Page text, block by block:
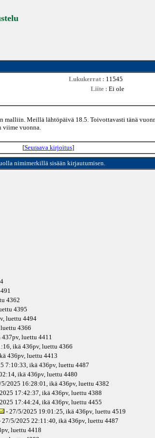
Lukukerrat : 11545
Liite : Ei ole
malliin. Meillä lähtöpäivä 18.5. Toivottavasti tänä
viime vuonna.
[Seuraava kirjoitus]
nimimerkillä sisään kirjautumisen.
4362
4395
, luettu 4494
4366
437pv, luettu 4411
ikä 436pv, luettu 4366
436pv, luettu 4413
7:10:33, ikä436pv, luettu 4487
ikä 436pv, luettu 4480
5/2025 16:28:01, ikä 436pv, luettu 4382
17:42:37, ikä 436pv, luettu 4388
17:44:24, ikä 436pv, luettu 4455
- 27/5/2025 19:01:25, ikä 436pv, luettu 4519
27/5/2025 22:11:40, ikä 436pv, luettu 4487
, luettu 4418